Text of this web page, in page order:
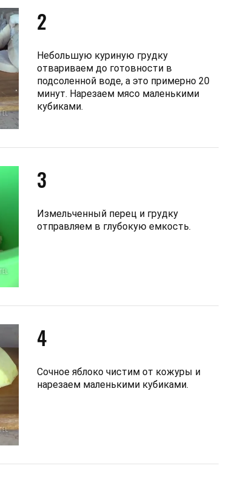
2
Небольшую куриную грудку
отвариваем до готовности в
подсоленной воде, а это примерно 20
минут. Нарезаем мясо маленькими
кубиками.
3
Измельченный перец и грудку
отправляем в глубокую емкость.
4
Сочное яблоко чистим от кожуры и
нарезаем маленькими кубиками.